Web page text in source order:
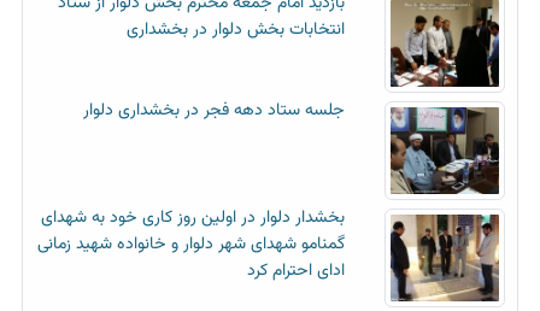
انتخابات بخش دلوار در بخشداری
جلسه ستاد دهه فجر در بخشداری دلوار
بخشدار دلوار در اولین روز کاری خود به شهدای
گمنامو شهدای شهر دلوار و خانواده شهید زمانی
ادای احترام کرد